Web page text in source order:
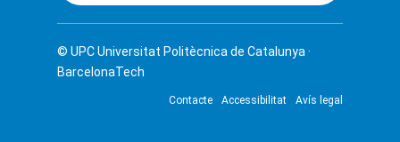
© UPCUniversitat Politècnica de Catalunya ·
BarcelonaTech
Contacte Accessibilitat Avís legal